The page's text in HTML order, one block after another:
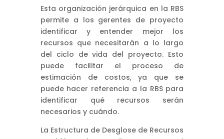
Esta organización jerárquica en la RBS
permite a los gerentes de proyecto
identificar y entender mejor los
recursos que necesitarán a lo largo
del ciclo de vida del proyecto. Esto
puede facilitar el proceso de
estimación de costos, ya que se
puede hacer referencia a la RBS para
identificar qué recursos serán
necesarios y cuándo.
La Estructura de Desglose de Recursos